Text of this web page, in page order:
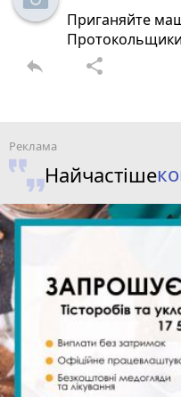
Приганяйте
reply share
Найчастіше